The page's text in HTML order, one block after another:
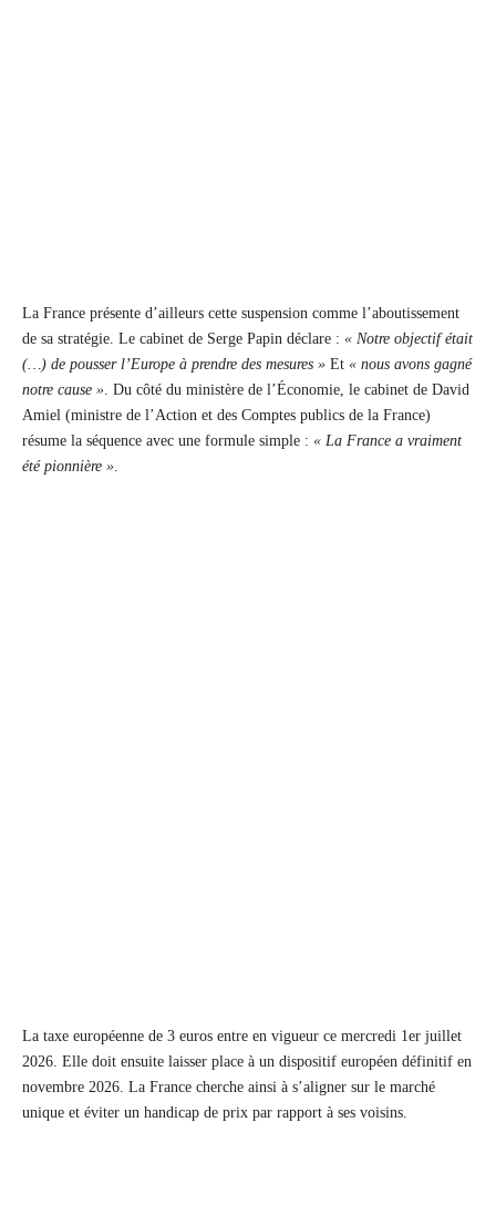
La France présente d’ailleurs cette suspension comme l’aboutissement
de sa stratégie. Le cabinet de Serge Papin déclare : « Notre objectif était
(…) de pousser l’Europe à prendre des mesures » Et « nous avons gagné
notre cause » . Du côté du ministère de l’Économie, le cabinet de David
Amiel (ministre de l’Action et des Comptes publics de la France)
résume la séquence avec une formule simple : « La France a vraiment
été pionnière »
La taxe européenne de 3 euros entre en vigueur ce mercredi 1er juillet
2026. Elle doit ensuite laisser place à un dispositif européen définitif en
novembre 2026. La France cherche ainsi à s’aligner sur le marché
unique et éviter un handicap de prix par rapport à ses voisins.